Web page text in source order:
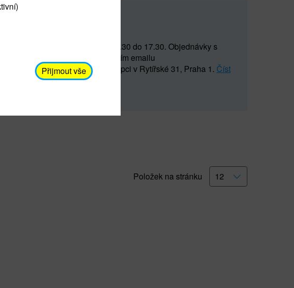
UNICEF
čtvrtek o 11 do 15 a od 15.30 do 17.30. Objednávky s
po domluvě (prostřednictvím emailu
čísle 606 655 547) na recepci v Rytířské 31, Praha 1. Číst
Položek na stránku
Přijmout vše